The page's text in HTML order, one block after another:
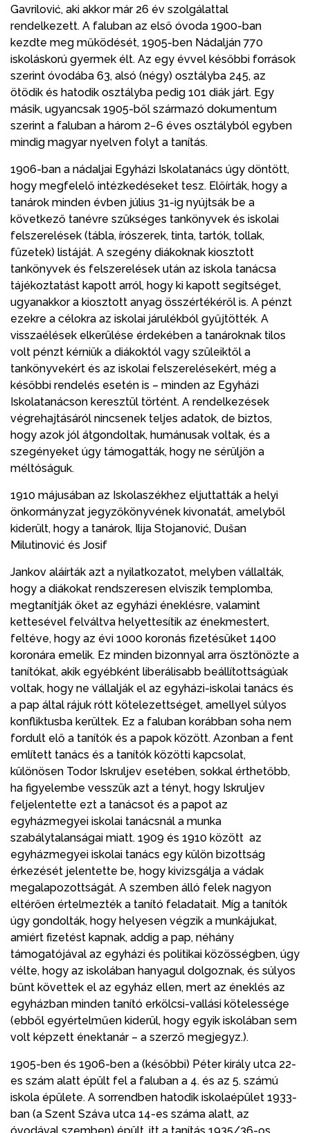
Gavrilović, aki akkor már 26 év szolgálattal
rendelkezett. A faluban az első óvoda 1900-ban
kezdte meg működését, 1905-ben Nádalján 770
iskoláskorú gyermek élt. Az egy évvel későbbi források
szerint óvodába 63, alsó (négy) osztályba 245, az
ötödik és hatodik osztályba pedig 101 diák járt. Egy
másik, ugyancsak 1905-ből származó dokumentum
szerint a faluban a három 2−6 éves osztályból egyben
mindig magyar nyelven folyt a tanítás.
1906-ban a nádaljai Egyházi Iskolatanács úgy döntött,
hogy megfelelő intézkedéseket tesz. Előírták, hogy a
tanárok minden évben július 31-ig nyújtsák be a
következő tanévre szükséges tankönyvek és iskolai
felszerelések (tábla, írószerek, tinta, tartók, tollak,
füzetek) listáját. A szegény diákoknak kiosztott
tankönyvek és felszerelések után az iskola tanácsa
tájékoztatást kapott arról, hogy ki kapott segítséget,
ugyanakkor a kiosztott anyag összértékéről is. A pénzt
ezekre a célokra az iskolai járulékból gyűjtötték. A
visszaélések elkerülése érdekében a tanároknak tilos
volt pénzt kérniük a diákoktól vagy szüleiktől a
tankönyvekért és az iskolai felszerelésekért, még a
későbbi rendelés esetén is – minden az Egyházi
Iskolatanácson keresztül történt. A rendelkezések
végrehajtásáról nincsenek teljes adatok, de biztos,
hogy azok jól átgondoltak, humánusak voltak, és a
szegényeket úgy támogatták, hogy ne sérüljön a
méltóságuk.
1910 májusában az Iskolaszékhez eljuttatták a helyi
önkormányzat jegyzőkönyvének kivonatát, amelyből
kiderült, hogy a tanárok, Ilija Stojanović, Dušan
Milutinović és Josif
Jankov aláírták azt a nyilatkozatot, melyben vállalták,
hogy a diákokat rendszeresen elviszik templomba,
megtanítják őket az egyházi éneklésre, valamint
kettesével felváltva helyettesítik az énekmestert,
feltéve, hogy az évi 1000 koronás fizetésüket 1400
koronára emelik. Ez minden bizonnyal arra ösztönözte a
tanítókat, akik egyébként liberálisabb beállítottságúak
voltak, hogy ne vállalják el az egyházi-iskolai tanács és
a pap által rájuk rótt kötelezettséget, amellyel súlyos
konfliktusba kerültek. Ez a faluban korábban soha nem
fordult elő a tanítók és a papok között. Azonban a fent
említett tanács és a tanítók közötti kapcsolat,
különösen Todor Iskruljev esetében, sokkal érthetőbb,
ha figyelembe vesszük azt a tényt, hogy Iskruljev
feljelentette ezt a tanácsot és a papot az
egyházmegyei iskolai tanácsnál a munka
szabálytalanságai miatt. 1909 és 1910 között az
egyházmegyei iskolai tanács egy külön bizottság
érkezését jelentette be, hogy kivizsgálja a vádak
megalapozottságát. A szemben álló felek nagyon
eltérően értelmezték a tanító feladatait. Míg a tanítók
úgy gondolták, hogy helyesen végzik a munkájukat,
amiért fizetést kapnak, addig a pap, néhány
támogatójával az egyházi és politikai közösségben, úgy
vélte, hogy az iskolában hanyagul dolgoznak, és súlyos
bűnt követtek el az egyház ellen, mert az éneklés az
egyházban minden tanító erkölcsi-vallási kötelessége
(ebből egyértelműen kiderül, hogy egyik iskolában sem
volt képzett énektanár – a szerző megjegyz.).
1905-ben és 1906-ben a (későbbi) Péter király utca 22-
es szám alatt épült fel a faluban a 4. és az 5. számú
iskola épülete. A sorrendben hatodik iskolaépület 1933-
ban (a Szent Száva utca 14-es száma alatt, az
óvodával szemben) épült, itt a tanítás 1935/36-os